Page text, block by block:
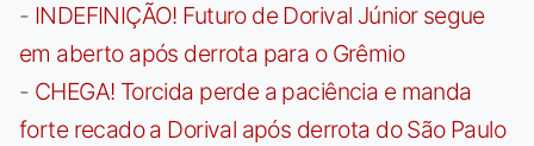
- INDEFINIÇÃO! Futuro de Dorival Júnior segue
em aberto após derrota para o Grêmio
- CHEGA! Torcida perde a paciência e manda
forte recado a Dorival após derrota do São Paulo